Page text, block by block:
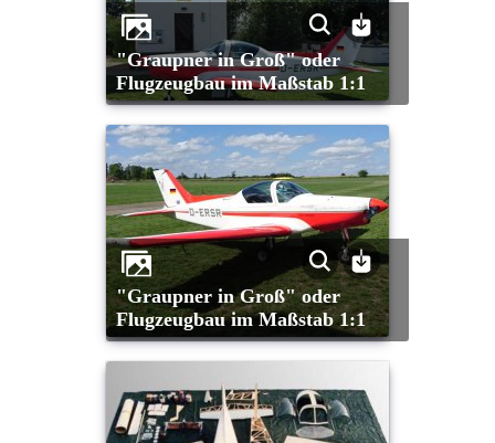
"Graupner in Groß" oder
Flugzeugbau im Maßstab 1:1
"Graupner in Groß" oder
Flugzeugbau im Maßstab 1:1